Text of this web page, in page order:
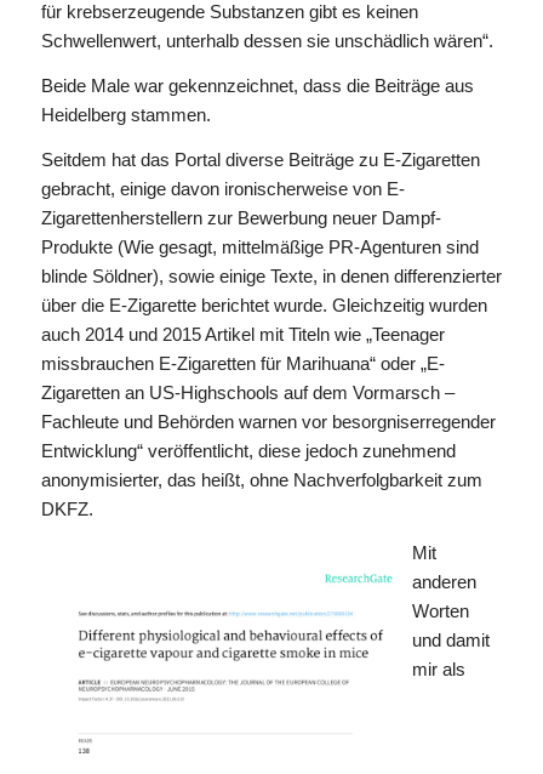
für krebserzeugende Substanzen gibt es keinen
Schwellenwert, unterhalb dessen sie unschädlich wären“.
Beide Male war gekennzeichnet, dass die Beiträge aus
Heidelberg stammen.
Seitdem hat das Portal diverse Beiträge zu E-Zigaretten
gebracht, einige davon ironischerweise von E-
Zigarettenherstellern zur Bewerbung neuer Dampf-
Produkte (Wie gesagt, mittelmäßige PR-Agenturen sind
blinde Söldner), sowie einige Texte, in denen differenzierter
über die E-Zigarette berichtet wurde. Gleichzeitig wurden
auch 2014 und 2015 Artikel mit Titeln wie „Teenager
missbrauchen E-Zigaretten für Marihuana“ oder „E-
Zigaretten an US-Highschools auf dem Vormarsch –
Fachleute und Behörden warnen vor besorgniserregender
Entwicklung“ veröffentlicht, diese jedoch zunehmend
anonymisierter, das heißt, ohne Nachverfolgbarkeit zum
DKFZ.
Mit
anderen
Worten
und damit
mir als